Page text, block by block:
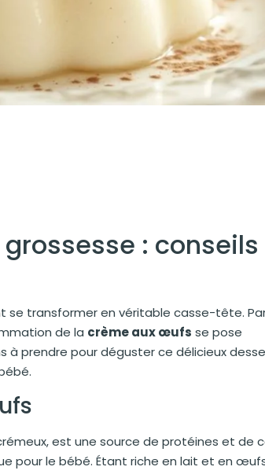
: conseils
se transformer en véritable casse-tête.
de la crème aux œufs se pose
prendre pour déguster ce délicieux
est une source de protéines et de
pour le bébé. Étant riche en lait et en